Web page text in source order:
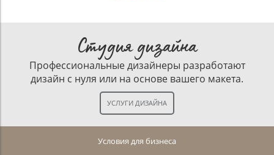
Студия дизайна
Профессиональные дизайнеры разработают
дизайн с нуля или на основе вашего макета.
Условия для бизнеса